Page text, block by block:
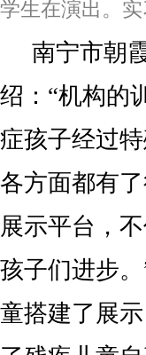
学生在演出。
南宁市朝
绍：“机构的
症孩子经过
各方面都有
展示平台，
孩子们进步
童搭建了展